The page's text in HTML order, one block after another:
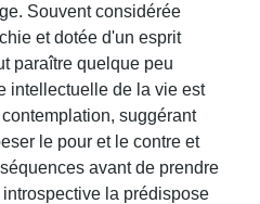
Souvent considérée
et dotée d'un esprit
paraître quelque peu
intellectuelle de la vie est
suggérant
le pour et le contre et
avant de prendre
la prédispose